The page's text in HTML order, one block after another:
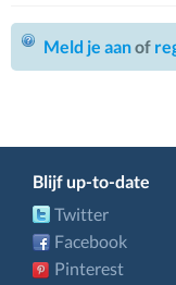
Meld je aanof
Blijf up-to-date
Twitter
Facebook
Pinterest